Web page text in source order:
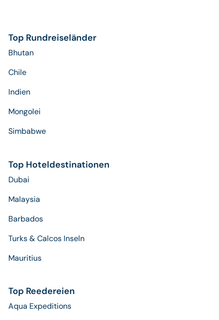
Top Rundreiseländer
Bhutan
Chile
Indien
Mongolei
Simbabwe
Top Hoteldestinationen
Dubai
Malaysia
Barbados
Turks & Calcos Inseln
Mauritius
Top Reedereien
Aqua Expeditions